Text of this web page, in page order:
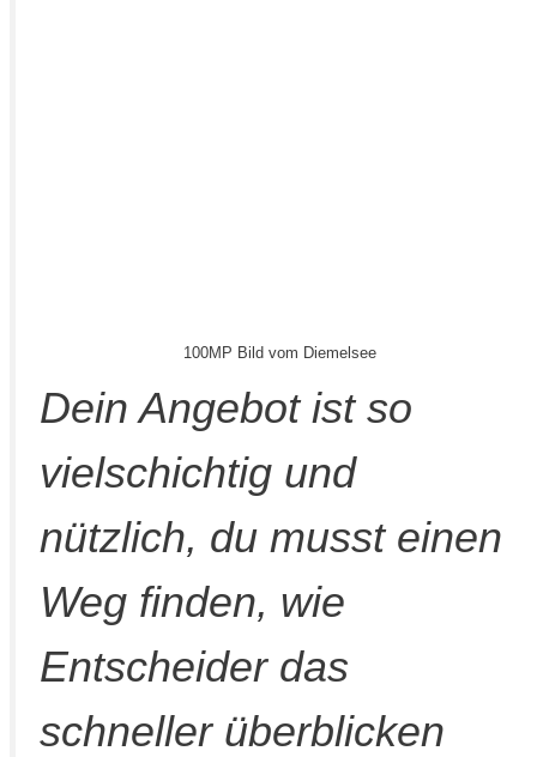
100MP Bild vom Diemelsee
Dein Angebot ist so
vielschichtig und
nützlich, du musst einen
Weg finden, wie
Entscheider das
schneller überblicken